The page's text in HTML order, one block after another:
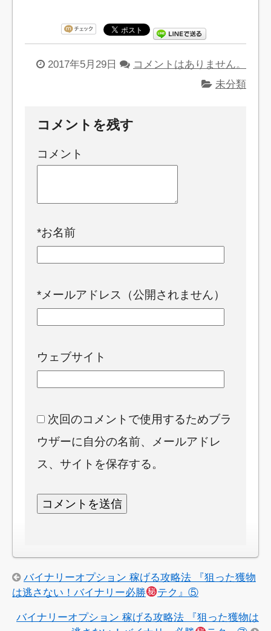
2017年5月29日
コメントはありません。
未分類
コメントを残す
コメント
*お名前
*メールアドレス（公開されません）
ウェブサイト
次回のコメントで使用するためブラ
ウザーに自分の名前、メールアドレ
ス、サイトを保存する。
バイナリーオプション 稼げる攻略法 『狙った獲物
は逃さない！バイナリー必勝
テク』⑤
バイナリーオプション 稼げる攻略法 『狙った獲物は